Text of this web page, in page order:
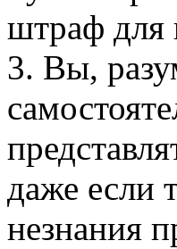
штраф для
3. Вы,
даже если
незнания